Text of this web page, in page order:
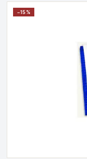
−15%